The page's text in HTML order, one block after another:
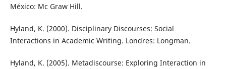
México: Mc Graw Hill.
Hyland, K. (2000). Disciplinary Discourses: Social
Interactions in Academic Writing. Londres: Longman.
Hyland, K. (2005). Metadiscourse: Exploring Interaction in